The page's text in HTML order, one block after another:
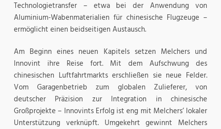
Technologietransfer – etwa bei der Anwendung von
Aluminium-Wabenmaterialien für chinesische Flugzeuge –
ermöglicht einen beidseitigen Austausch.
Am Beginn eines neuen Kapitels setzen Melchers und
Innovint ihre Reise fort. Mit dem Aufschwung des
chinesischen Luftfahrtmarkts erschließen sie neue Felder.
Vom Garagenbetrieb zum globalen Zulieferer, von
deutscher Präzision zur Integration in chinesische
Großprojekte – Innovints Erfolg ist eng mit Melchers’ lokaler
Unterstützung verknüpft. Umgekehrt gewinnt Melchers